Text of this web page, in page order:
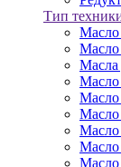
Тип
Масло
Масло
Масла
Масло
Масло
Масло
Масло
Масло
Масло